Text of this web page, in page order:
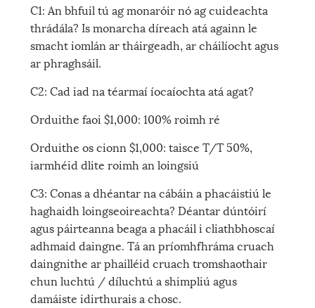
C1: An bhfuil tú ag monaróir nó ag cuideachta
thrádála? Is monarcha díreach atá againn le
smacht iomlán ar tháirgeadh, ar cháilíocht agus
ar phraghsáil.
C2: Cad iad na téarmaí íocaíochta atá agat?
Orduithe faoi $1,000: 100% roimh ré
Orduithe os cionn $1,000: taisce T/T 50%,
iarmhéid dlite roimh an loingsiú
C3: Conas a dhéantar na cábáin a phacáistiú le
haghaidh loingseoireachta? Déantar dúntóirí
agus páirteanna beaga a phacáil i cliathbhoscaí
adhmaid daingne. Tá an príomhfhráma cruach
daingnithe ar phailléid cruach tromshaothair
chun luchtú / díluchtú a shimpliú agus
damáiste idirthurais a chosc.